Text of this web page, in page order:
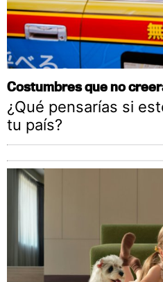
Costumbres que no
¿Qué pensarías si
tu país?